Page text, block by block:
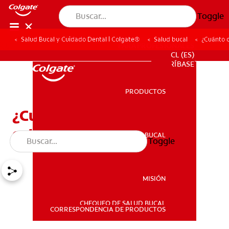
Toggle
SALUD BUCAL
PARA PROFESIONALES
CL (ES)
SUSCRÍBASE
PRODUCTOS
SALUD BUCAL
MISIÓN
CHEQUEO DE SALUD BUCAL
CORRESPONDENCIA DE PRODUCTOS
Toggle
Salud Bucal y Cuidado Dental | Colgate® Salud bucal ¿Cuánto
¿Cuánto cuesta la cirugía
ortognática?